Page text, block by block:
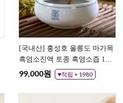
[국내산] 홍성호 울릉도 마가목
흑염소진액 토종 흑염소즙 1개
월분 보양 흑염소엑기스
99,000원 ♥적립 + 1980